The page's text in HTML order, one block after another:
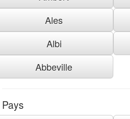
Ales
Albi
Abbeville
Pays